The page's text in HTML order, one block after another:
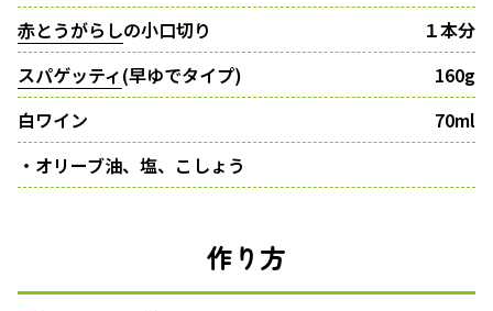
赤とうがらしの小口切り
１本分
スパゲッティ(早ゆでタイプ)
160g
白ワイン
70ml
・オリーブ油、塩、こしょう
作り方